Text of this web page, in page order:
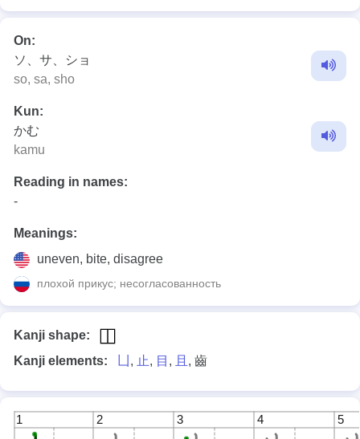
On:
ソ、サ、ショ
so, sa, sho
Kun:
かむ
kamu
Reading in names:
-
Meanings:
uneven, bite, disagree
плохой прикус; несогласованность
Kanji shape:
Kanji elements:
, 止, 目 , 且 , 齒
1 2 3 4 5